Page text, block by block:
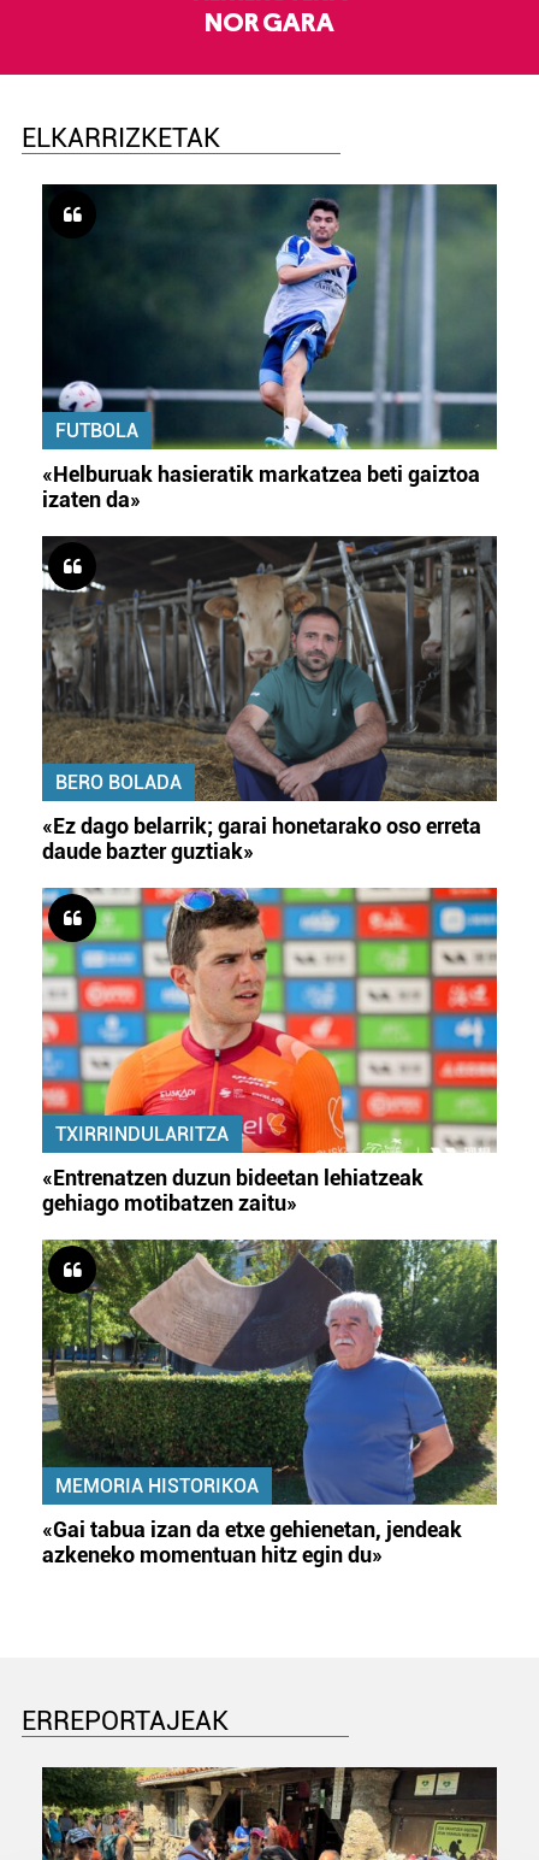
NOR GARA
ELKARRIZKETAK
FUTBOLA
«Helburuak hasieratik markatzea beti gaiztoa
izaten da»
BERO BOLADA
«Ez dago belarrik; garai honetarako oso erreta
daude bazter guztiak»
TXIRRINDULARITZA
«Entrenatzen duzun bideetan lehiatzeak
gehiago motibatzen zaitu»
MEMORIA HISTORIKOA
«Gai tabua izan da etxe gehienetan, jendeak
azkeneko momentuan hitz egin du»
ERREPORTAJEAK